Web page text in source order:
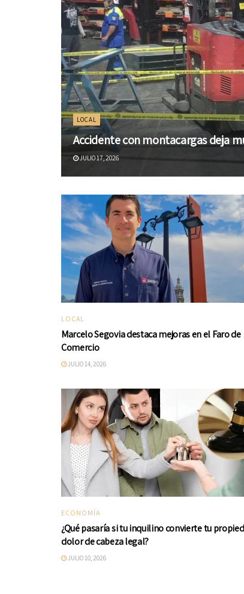
LOCAL
Accidente con montacargas deja
JULIO 17, 2026
LOCAL
Marcelo Segovia destaca mejoras en el Faro de
Comercio
JULIO 14, 2026
ECONOMÍA
¿Qué pasaría si tu inquilino convierte tu
dolor de cabeza legal?
JULIO 10, 2026